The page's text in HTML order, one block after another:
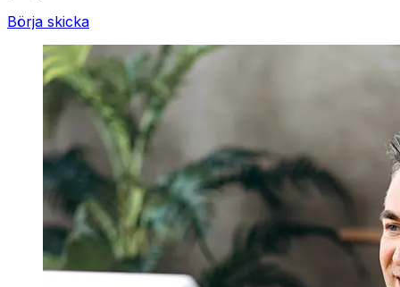
Börja skicka